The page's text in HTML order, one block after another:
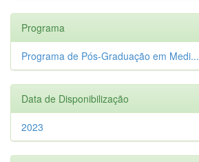
Programa
Programa de Pós-Graduação em Medi...
Data de Disponibilização
2023